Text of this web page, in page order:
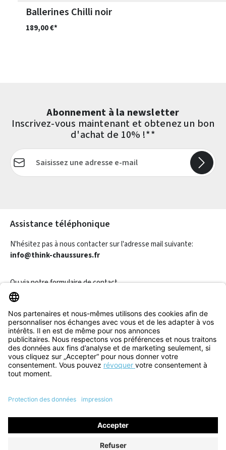
Ballerines Chilli noir
189,00 €*
Abonnement à la newsletter
Inscrivez-vous maintenant et obtenez un bon
d'achat de 10% !**
Adresse e-mail*
Assistance téléphonique
N'hésitez pas à nous contacter sur l'adresse mail suivante:
info@think-chaussures.fr
Ou via notreformulaire de contact.
Révoquer un contrat
Informations
Aide & Contact
Tous les prix incluent la TVA plus les